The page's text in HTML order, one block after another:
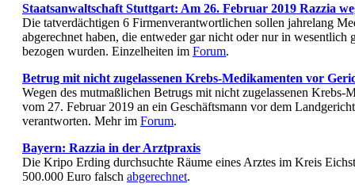
Staatsanwaltschaft Stuttgart: Am 26. Februar 2019 Razzia
Die tatverdächtigen 6 Firmenverantwortlichen sollen jahrelang
abgerechnet haben, die entweder gar nicht oder nur in wesentlich
bezogen wurden. Einzelheiten im Forum.
Betrug mit nicht zugelassenen Krebs-Medikamenten vor
Wegen des mutmaßlichen Betrugs mit nicht zugelassenen Krebs-
vom 27. Februar 2019 an ein Geschäftsmann vor dem
verantworten. Mehr im Forum.
Bayern: Razzia in der Arztpraxis
Die Kripo Erding durchsuchte Räume eines Arztes im Kreis
500.000 Euro falsch abgerechnet.